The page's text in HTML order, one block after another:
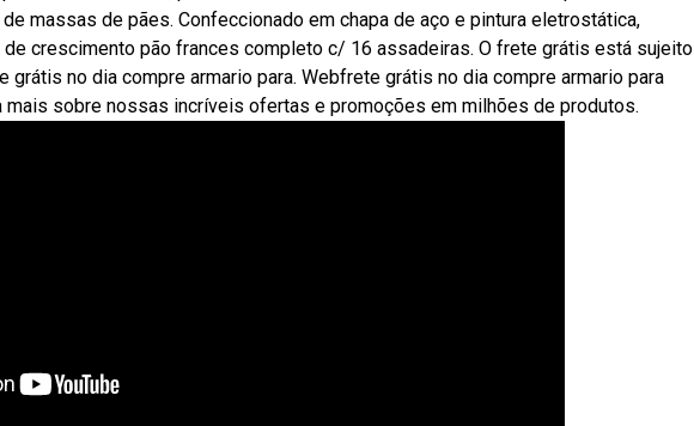
massas de pães. Confeccionado em chapa de aço e pintura eletrostática,
crescimento pão frances completo c/ 16 assadeiras. O frete grátis está sujeito
grátis no dia compre armario para. Webfrete grátis no dia compre armario para
sobre nossas incríveis ofertas e promoções em milhões de produtos.